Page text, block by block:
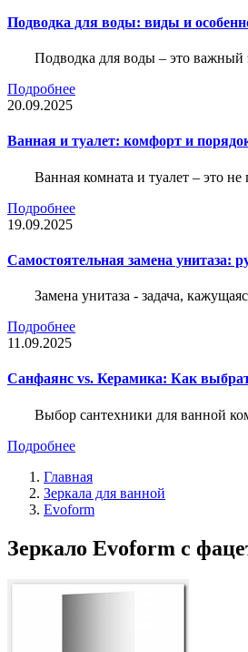
Подводка для воды: виды и
Подводка для воды – это важный
Подробнее
20.09.2025
Ванная и туалет: комфорт и
Ванная комната и туалет – это
Подробнее
19.09.2025
Самостоятельная замена унитаза:
Замена унитаза - задача,
Подробнее
11.09.2025
Санфаянс vs. Керамика: Как
Выбор сантехники для ванной
Подробнее
Главная
Зеркала для ванной
Evoform
Зеркало Evoform с